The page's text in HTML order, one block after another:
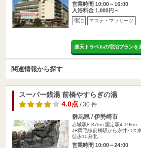
営業時間 10:00～16:00
入浴料金 1,000円～
宿泊 エステ・マッサージ
楽天トラベルの宿泊プランを
関連情報から探す
スーパー銭湯 前橋やすらぎの湯
4.0点/ 30 件
群馬県 / 伊勢崎市
赤城駅8.87km 国定駅4.19km
JR両毛線前橋駅から永井バス
徒歩10分北…
営業時間 10:00～24:00